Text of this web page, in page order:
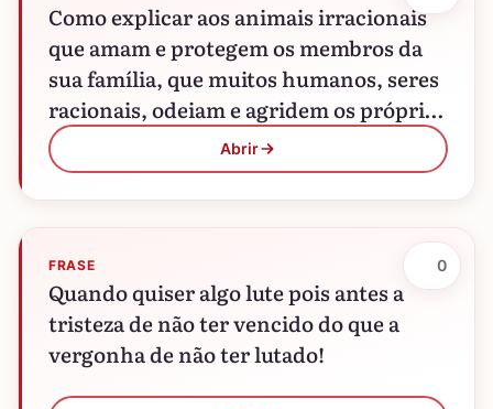
Como explicar aos animais irracionais
que amam e protegem os membros da
sua família, que muitos humanos, seres
racionais, odeiam e agridem os próprios
familiares?
Abrir
FRASE
Quando quiser algo lute pois antes a
tristeza de não ter vencido do que a
vergonha de não ter lutado!
0